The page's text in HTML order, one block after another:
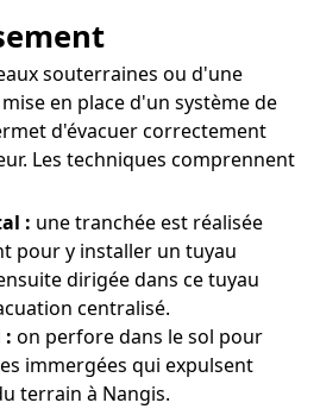
souterraines ou d'une
en place d'un système de
d'évacuer correctement
Les techniques comprennent
: une tranchée est réalisée
pour y installer un tuyau
dirigée dans ce tuyau
centralisé.
: on perfore dans le sol pour
immergées qui expulsent
terrain à Nangis.